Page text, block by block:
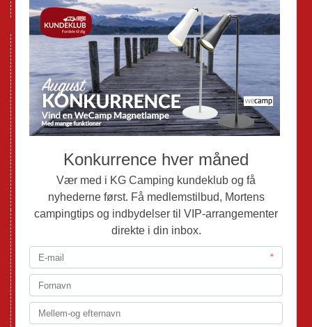
GPDR - Optagelse af foto og video
Nye Campingvogne
Nye Autocampere og Vans
Brugte Campingvogne
Brugte Autocampere og Vans
Webshop
Mortens Campingtips
KG Camping Kundeklub
Nyheder
Adria
Adria Autocampere
Eriba
Fendt
Hobby